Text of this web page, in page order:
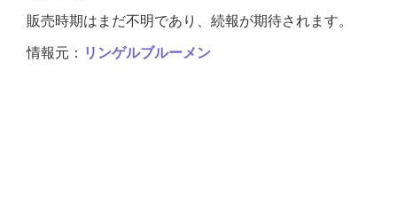
販売時期はまだ不明であり、続報が期待されます。
情報元： リンゲルブルーメン